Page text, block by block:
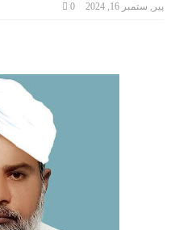
پیر, ستمبر 16, 2024 0